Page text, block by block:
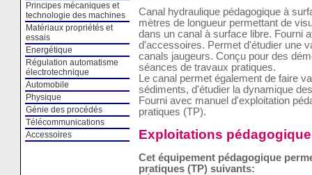
Principes mécaniques et
technologie des machines
Matériaux propriétés et
essais
Energétique
Régulation automatisme
électrotechnique
Automobile
Physique
Génie des procédés
Télécommunications
Accessoires
Canal hydraulique pédagogique à
mètres de longueur permettant de
dans un canal à surface libre. Fourni
d'accessoires. Permet d'étudier une
canals jaugeurs. Conçu pour des
séances de travaux pratiques.
Le canal permet également de faire
sédiments, d'étudier la dynamique
Fourni avec manuel d'exploitation
pratiques (TP).
Exploitations
Cet équipement pédagogique
pratiques (TP) suivants: